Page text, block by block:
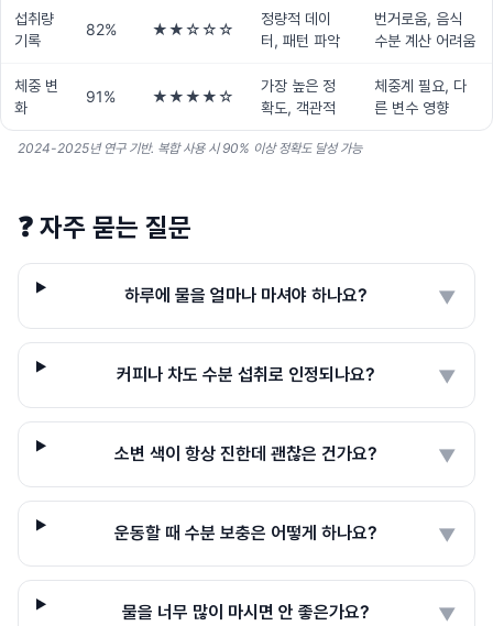
섭취량
기록
82% ★★☆☆☆
정량적 데이
터, 패턴 파악
번거로움, 음식
수분 계산 어려움
체중 변
화
91% ★★★★☆
가장 높은 정
확도, 객관적
체중계 필요, 다
른 변수 영향
2024-2025년 연구 기반. 복합 사용 시 90% 이상 정확도 달성 가능
❓ 자주 묻는 질문
하루에 물을 얼마나 마셔야 하나요? ▼
커피나 차도 수분 섭취로 인정되나요? ▼
소변 색이 항상 진한데 괜찮은 건가요? ▼
운동할 때 수분 보충은 어떻게 하나요? ▼
물을 너무 많이 마시면 안 좋은가요? ▼